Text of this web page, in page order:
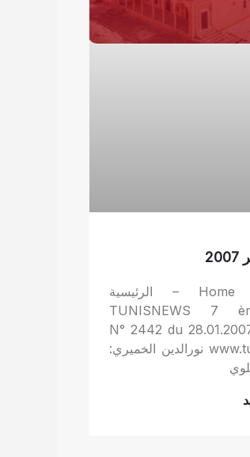
Home – Accueil – الرئيسية
TUNISNEWS 7
N° 2442 du
www.tunisnews.net نورالدين الخميري: